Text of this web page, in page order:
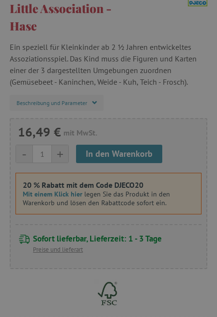
Little Association -
Hase
Ein speziell für Kleinkinder ab 2 ½ Jahren entwickeltes
Assoziationsspiel. Das Kind muss die Figuren und Karten
einer der 3 dargestellten Umgebungen zuordnen
(Gemüsebeet - Kaninchen, Weide - Kuh, Teich - Frosch).
Beschreibung und Parameter
16,49 € mit MwSt.
+
- In den Warenkorb
20 % Rabatt mit dem Code DJECO20
Mit einem Klick hier legen Sie das Produkt in den
Warenkorb und lösen den Rabattcode sofort ein.
Sofort lieferbar, Lieferzeit: 1 - 3 Tage
Preise und lieferart